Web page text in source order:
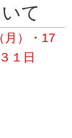
て
月）・17
１日